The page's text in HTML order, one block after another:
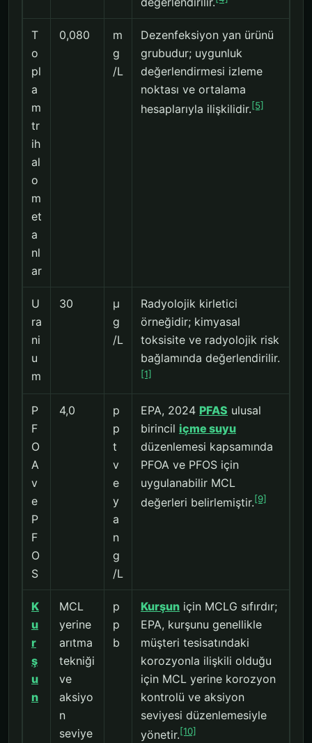
T
o
pl
a
m
tr
ih
al
o
m
et
a
nl
ar
0,080
m
g
/L
Dezenfeksiyon yan ürünü
grubudur; uygunluk
değerlendirmesi izleme
noktası ve ortalama
hesaplarıyla ilişkilidir.[5]
U
ra
ni
u
m
30
µ
g
/L
Radyolojik kirletici
örneğidir; kimyasal
toksisite ve radyolojik risk
bağlamında değerlendirilir.
[1]
P
F
O
A
v
e
P
F
O
S
4,0
p
p
t
v
e
y
a
n
g
/L
EPA, 2024 PFAS ulusal
birincil içme suyu
düzenlemesi kapsamında
PFOA ve PFOS için
uygulanabilir MCL
değerleri belirlemiştir.[9]
K
u
r
ş
u
n
MCL
yerine
arıtma
tekniği
ve
aksiyo
n
seviye
p
p
b
Kurşun için MCLG sıfırdır;
EPA, kurşunu genellikle
müşteri tesisatındaki
korozyonla ilişkili olduğu
için MCL yerine korozyon
kontrolü ve aksiyon
seviyesi düzenlemesiyle
yönetir.[10]